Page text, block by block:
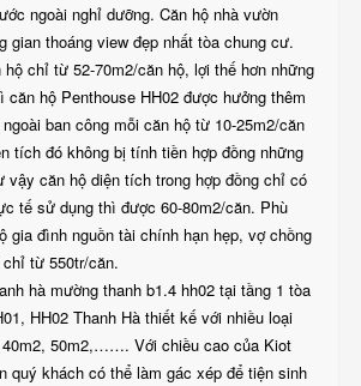
ngoài nghỉ dưỡng. Căn hộ nhà vườn
gian thoáng view đẹp nhất tòa chung cư.
chỉ từ 52-70m2/căn hộ, lợi thế hơn những
căn hộ Penthouse HH02 được hưởng thêm
ban công mỗi căn hộ từ 10-25m2/căn
tích đó không bị tính tiền hợp đồng những
vậy căn hộ diện tích trong hợp đồng chỉ có
tế sử dụng thì được 60-80m2/căn. Phù
gia đình nguồn tài chính hạn hẹp, vợ chồng
từ 550tr/căn.
hà mường thanh b1.4 hh02 tại tầng 1 tòa
HH02 Thanh Hà thiết kế với nhiều loại
50m2,……. Với chiều cao của Kiot
quý khách có thể làm gác xép để tiện sinh